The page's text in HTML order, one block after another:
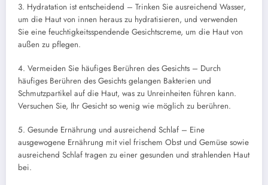
3. Hydratation ist entscheidend – Trinken Sie ausreichend Wasser,
um die Haut von innen heraus zu hydratisieren, und verwenden
Sie eine feuchtigkeitsspendende Gesichtscreme, um die Haut von
außen zu pflegen.
4. Vermeiden Sie häufiges Berühren des Gesichts – Durch
häufiges Berühren des Gesichts gelangen Bakterien und
Schmutzpartikel auf die Haut, was zu Unreinheiten führen kann.
Versuchen Sie, Ihr Gesicht so wenig wie möglich zu berühren.
5. Gesunde Ernährung und ausreichend Schlaf – Eine
ausgewogene Ernährung mit viel frischem Obst und Gemüse sowie
ausreichend Schlaf tragen zu einer gesunden und strahlenden Haut
bei.